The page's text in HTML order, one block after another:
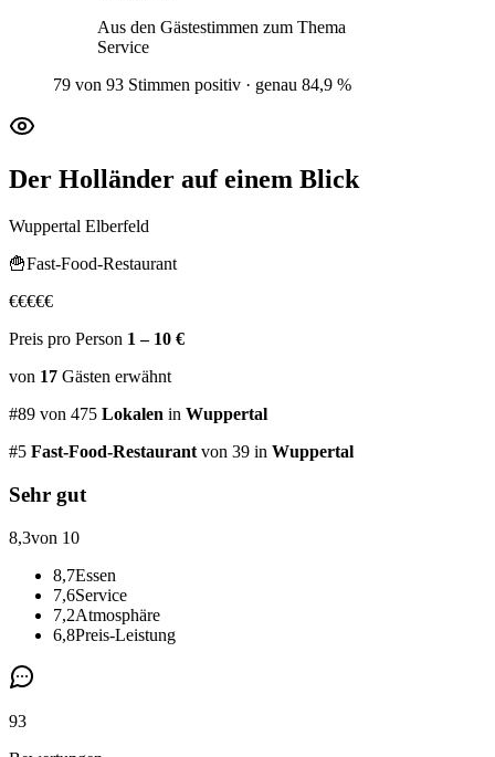
Aus den Gästestimmen zum Thema
Service
79 von 93 Stimmen positiv · genau 84,9 %
Der Holländer auf einem Blick
Wuppertal Elberfeld
🍟Fast-Food-Restaurant
€€€€€
Preis pro Person 1 – 10 €
von 17 Gästen erwähnt
#89 von 475 Lokalen in Wuppertal
#5 Fast-Food-Restaurant von 39 in Wuppertal
Sehr gut
8,3von 10
8,7Essen
7,6Service
7,2Atmosphäre
6,8Preis-Leistung
93